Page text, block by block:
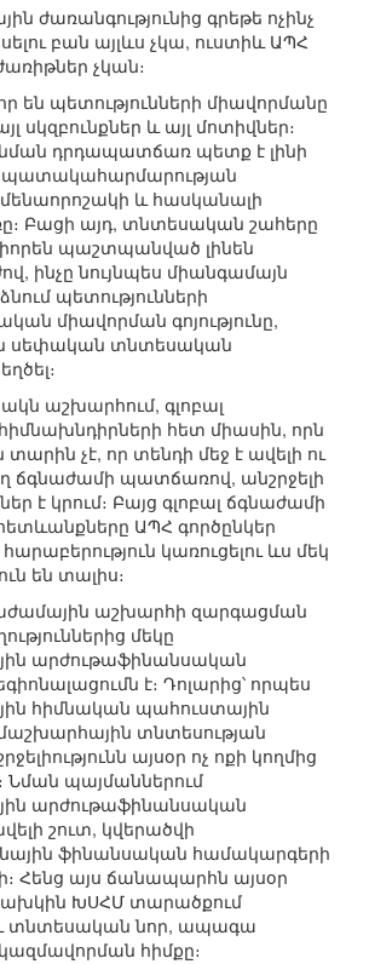
ժառանգությունից գրեթե ոչինչ
բան այլևս չկա, ուստիև ԱՊՀ
չկան։
են պետությունների միավորմանը
սկզբունքներ և այլ մոտիվներ։
նման դրդապատճառ պետք է լինի
և հասկանալի
Բացի այդ, տնտեսական շահերը
պաշտպանված լինեն
ինչը նույնպես միանգամայն
պետությունների
միավորման գոյությունը,
սեփական տնտեսական
աշխարհում, գլոբալ
հետ միասին, որն
չէ, որ տենդի մեջ է ավելի ու
ճգնաժամի պատճառով, անշրջելի
է կրում։ Բայց գլոբալ ճգնաժամի
ԱՊՀ գործընկեր
կառուցելու ևս մեկ
են տալիս։
աշխարհի զարգացման
մեկը
արժութաֆինանսական
է։ Դոլարից՝ որպես
հիմնական պահուստային
տնտեսության
այսօր ոչ ոքի կողմից
Նման պայմաններում
արժութաֆինանսական
շուտ, կվերածվի
ֆինանսական համակարգերի
Հենց այս ճանապարհն այսօր
նախկին ԽՍՀՄ տարածքում
տնտեսական նոր, ապագա
կազմավորման հիմքը։